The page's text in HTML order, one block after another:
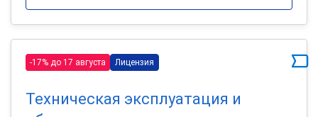
-17% до 17 августа Лицензия
Техническая эксплуатация и